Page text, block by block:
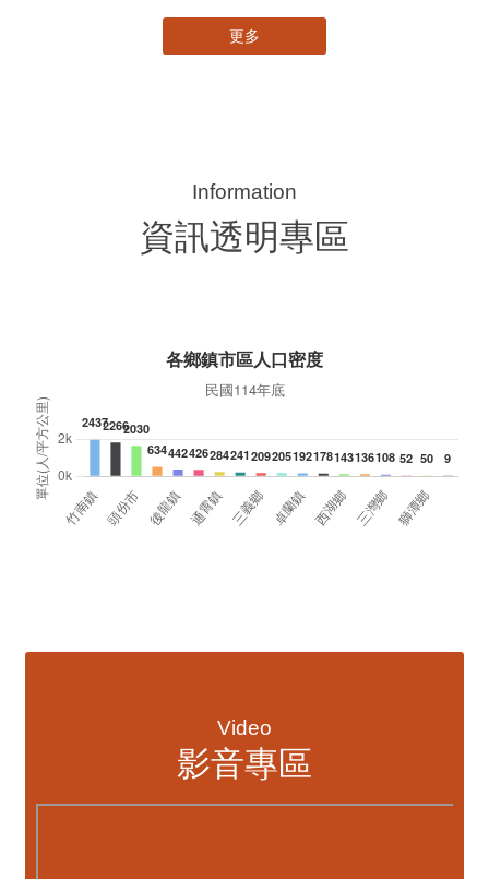
苗栗縣第236處關懷據點在苗栗市維祥里揭牌
典禮，此為苗栗市第27個、全縣第236處的據
點。苗栗縣長鍾東錦上午主持揭牌儀式，頒發15
萬元開辦費，鼓勵長輩多參加據點活動，可以更
資訊透明專區